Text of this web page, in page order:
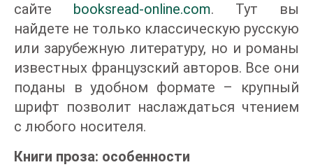
сайте booksread-online.com. Тут вы
найдете не только классическую русскую
или зарубежную литературу, но и романы
известных французский авторов. Все они
поданы в удобном формате – крупный
шрифт позволит наслаждаться чтением
с любого носителя.
Книги проза: особенности